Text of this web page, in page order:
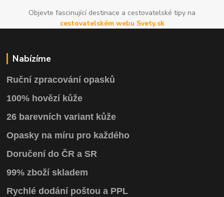
Objevte fascinující destinace a cestovatelské tipy na
cestovatelském webu Svety.sk
Nabízíme
Ruční zpracování opasků
100% hovězí kůže
26 barevních variant kůže
Opasky na míru pro každého
Doručení do ČR a SR
99% zboží skladem
Rychlé dodání poštou a PPL